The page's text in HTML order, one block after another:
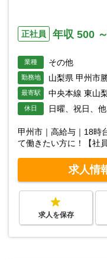
正社員 年収 500
業種 その他
勤務地 山梨県 甲州市
最寄駅 中央本線 東山
休日 日曜、祝日、他
甲州市｜高給与｜18時
て働きたい方に！【社員
求人情
求人を保存